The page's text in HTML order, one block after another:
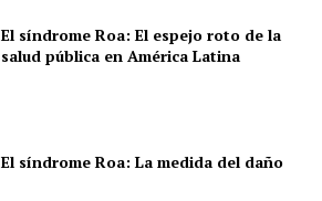
El síndrome Roa: El espejo roto de la
salud pública en América Latina
El síndrome Roa: La medida del daño